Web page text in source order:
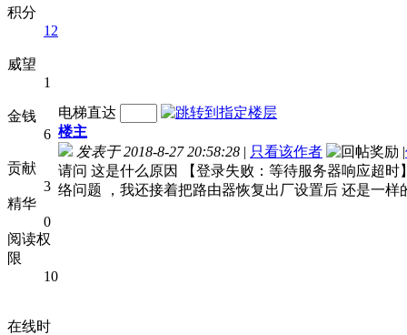
积分
12
威望
1
金钱
6
贡献
3
精华
0
阅读权
限
10
在线时
电梯直达
楼主
发表于 2018-8-27 20:58:28 | 只看该作者 |
请问 这是什么原因 【登录失败：等待服务器响应超
络问题 ，我还接着把路由器恢复出厂设置后 还是一样的 ，